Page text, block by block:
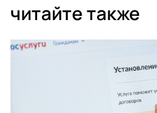
читайте также